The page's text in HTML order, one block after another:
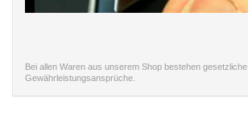
Bei allen Waren aus unserem Shop bestehen gesetzliche
Gewährleistungsansprüche.